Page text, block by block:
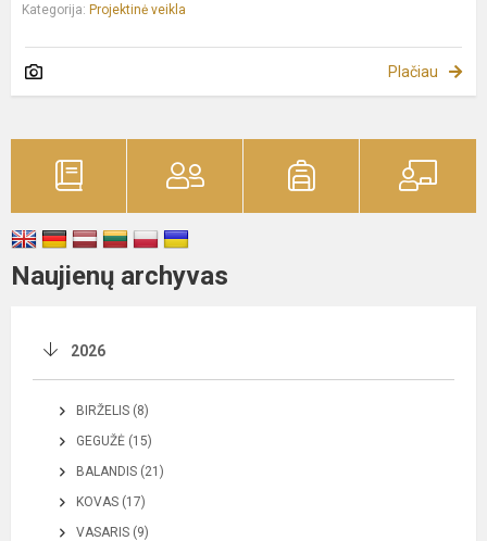
Kategorija: Projektinė veikla
Plačiau
Naujienų archyvas
2026
BIRŽELIS (8)
GEGUŽĖ (15)
BALANDIS (21)
KOVAS (17)
VASARIS (9)